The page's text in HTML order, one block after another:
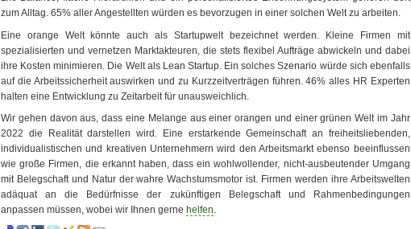
zum Alltag. 65% aller Angestellten würden es bevorzugen in einer solchen Welt zu arbeiten.
Eine orange Welt könnte auch als Startupwelt bezeichnet werden. Kleine Firmen mit
spezialisierten und vernetzen Marktakteuren, die stets flexibel Aufträge abwickeln und dabei
ihre Kosten minimieren. Die Welt als Lean Startup. Ein solches Szenario würde sich ebenfalls
auf die Arbeitssicherheit auswirken und zu Kurzzeitverträgen führen. 46% alles HR Experten
halten eine Entwicklung zu Zeitarbeit für unausweichlich.
Wir gehen davon aus, dass eine Melange aus einer orangen und einer grünen Welt im Jahr
2022 die Realität darstellen wird. Eine erstarkende Gemeinschaft an freiheitsliebenden,
individualistischen und kreativen Unternehmern wird den Arbeitsmarkt ebenso beeinflussen
wie große Firmen, die erkannt haben, dass ein wohlwollender, nicht-ausbeutender Umgang
mit Belegschaft und Natur der wahre Wachstumsmotor ist. Firmen werden ihre Arbeitswelten
adäquat an die Bedürfnisse der zukünftigen Belegschaft und Rahmenbedingungen
anpassen müssen, wobei wir Ihnen gerne helfen.